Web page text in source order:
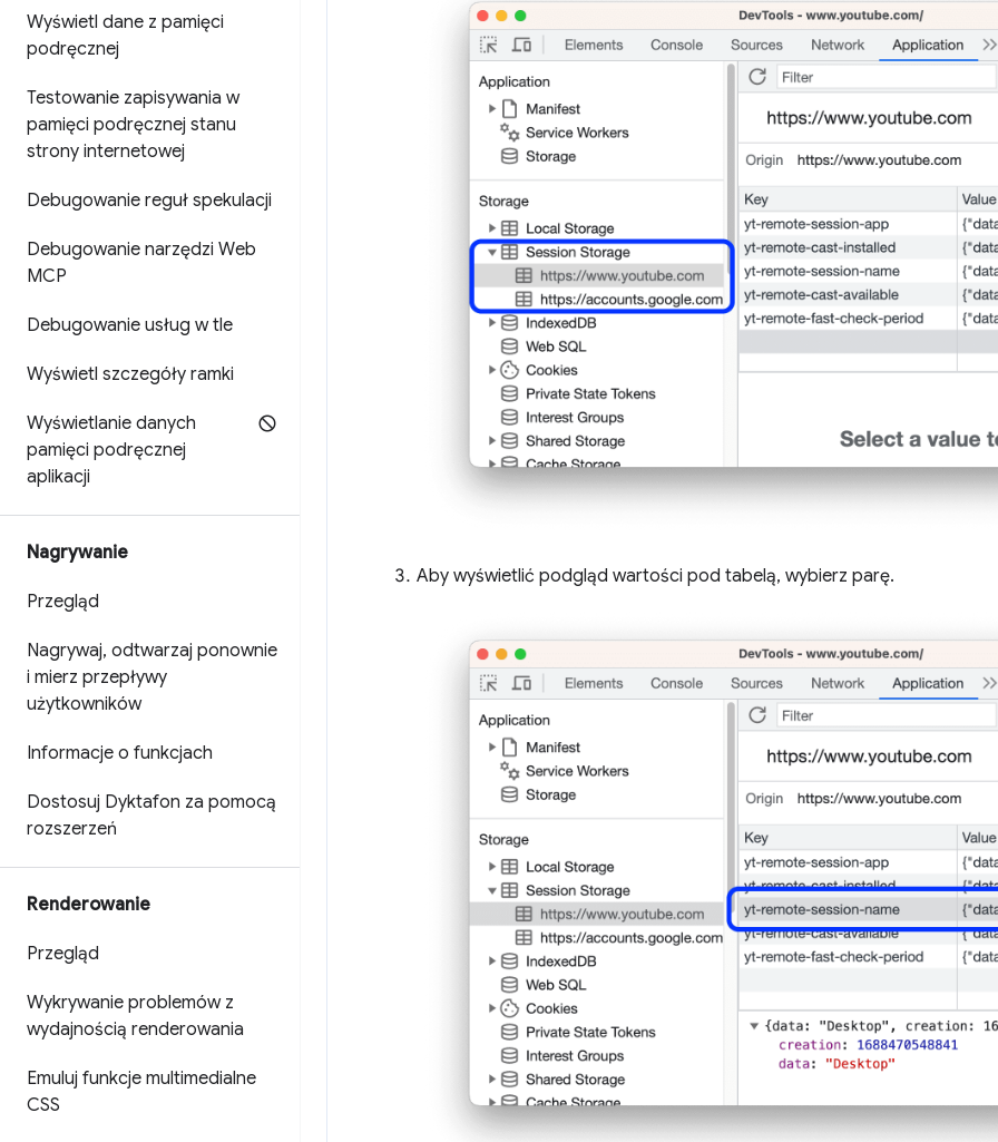
Wyświetl dane z pamięci
podręcznej
Testowanie zapisywania w
pamięci podręcznej stanu
strony internetowej
Debugowanie reguł spekulacji
Debugowanie narzędzi Web
MCP
Debugowanie usług w tle
Wyświetl szczegóły ramki
Wyświetlanie danych
pamięci podręcznej
aplikacji
Nagrywanie
Przegląd
Nagrywaj, odtwarzaj ponownie
i mierz przepływy
użytkowników
Informacje o funkcjach
Dostosuj Dyktafon za pomocą
rozszerzeń
Renderowanie
Przegląd
Wykrywanie problemów z
wydajnością renderowania
Emuluj funkcje multimedialne
CSS
Aby wyświetlić podgląd wartości pod tabelą, wybierz parę.